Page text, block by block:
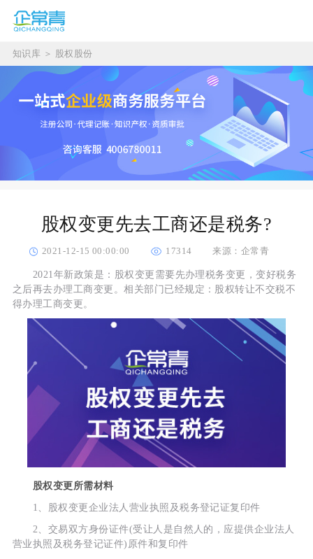
知识库 ＞ 股权股份
股权变更先去工商还是税务?
2021-12-15 00:00:00 17314 来源：企常青
2021年新政策是：股权变更需要先办理税务变更，变好税务
之后再去办理工商变更。相关部门已经规定：股权转让不交税不
得办理工商变更。
股权变更所需材料
1、股权变更企业法人营业执照及税务登记证复印件
2、交易双方身份证件(受让人是自然人的，应提供企业法人
营业执照及税务登记证件)原件和复印件